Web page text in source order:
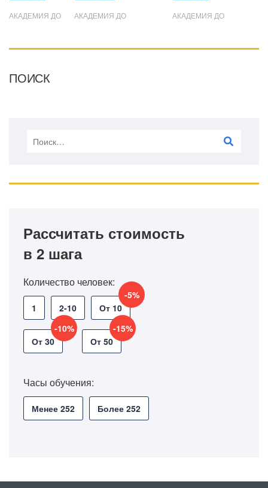
АКАДЕМИЯ ДО АКАДЕМИЯ ДО АКАДЕМИЯ ДО
ПОИСК
Рассчитать стоимость
в 2 шага
Количество человек:
1 2-10 От 10
-5%
От 30
-10%
От 50
-15%
Часы обучения:
Менее 252 Более 252